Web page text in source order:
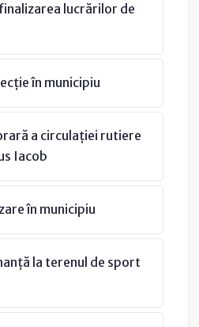
lucrărilor de
în municipiu
a circulației rutiere
Iacob
în municipiu
la terenul de sport